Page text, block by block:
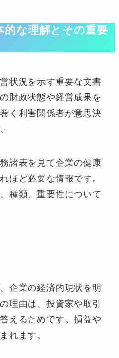
的な理解とその重要
状況を示す重要な文書
財政状態や経営成果を
く利害関係者が意思決
諸表を見て企業の健康
ほど必要な情報です。
種類、重要性について
企業の経済的現状を明
理由は、投資家や取引
えるためです。損益や
れます。